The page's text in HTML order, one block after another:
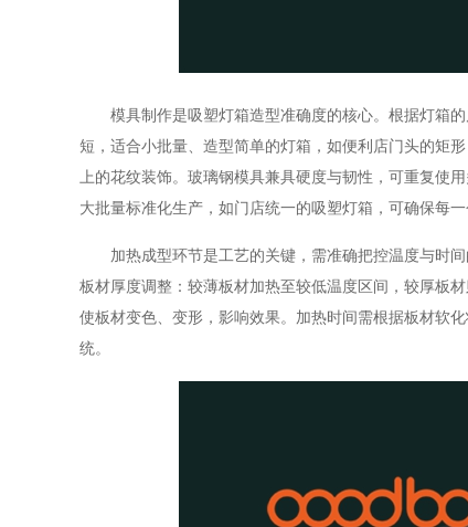
模具制作是吸塑灯箱造型准确度的核心。根据灯箱的
短，适合小批量、造型简单的灯箱，如便利店门头的矩
上的花纹装饰。玻璃钢模具兼具硬度与韧性，可重复使
大批量标准化生产，如门店统一的吸塑灯箱，可确保每
加热成型环节是工艺的关键，需准确把控温度与时间
板材厚度调整：较薄板材加热至较低温度区间，较厚板
使板材变色、变形，影响效果。加热时间需根据板材软
统。